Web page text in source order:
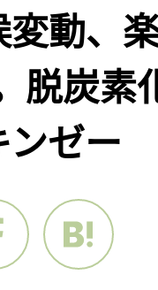
変動、
脱炭素
ゼー